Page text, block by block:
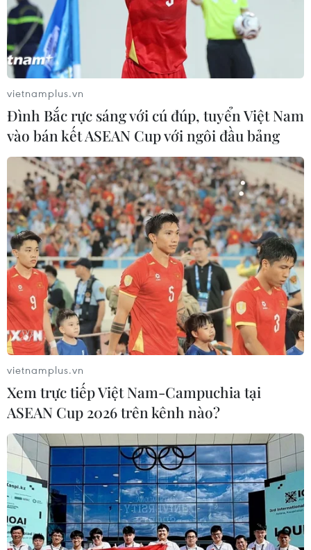
Đối tượng tấn công công an ở chốt kiểm
dịch lĩnh án 15 tháng tù
14/09/2021 05:21
Hội đồng xét xử nhận định trong khi dịch COVID-19
đang diễn biến phức tạp, bị cáo Nguyễn Văn Bắc đã có
hành vi vượt trái phép chốt kiểm soát và chống người thi
hành công vụ, gây nguy hiểm cho xã hội.
vietnamplus.vn
Đình Bắc rực sáng với cú đúp, tuyển Việt Nam
vào bán kết ASEAN Cup với ngôi đầu bảng
vietnamplus.vn
Xem trực tiếp Việt Nam-Campuchia tại
ASEAN Cup 2026 trên kênh nào?